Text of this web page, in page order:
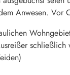
Anwesen. Vor